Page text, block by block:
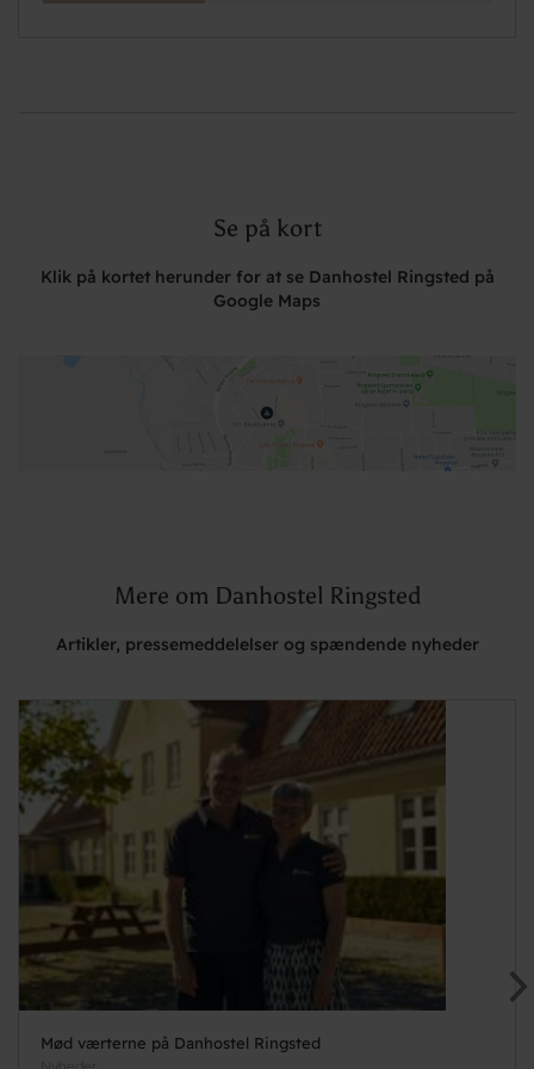
Se på kort
Klik på kortet herunder for at se Danhostel Ringsted på
Google Maps
Mere om Danhostel Ringsted
Artikler, pressemeddelelser og spændende nyheder
Mød værterne på Danhostel Ringsted